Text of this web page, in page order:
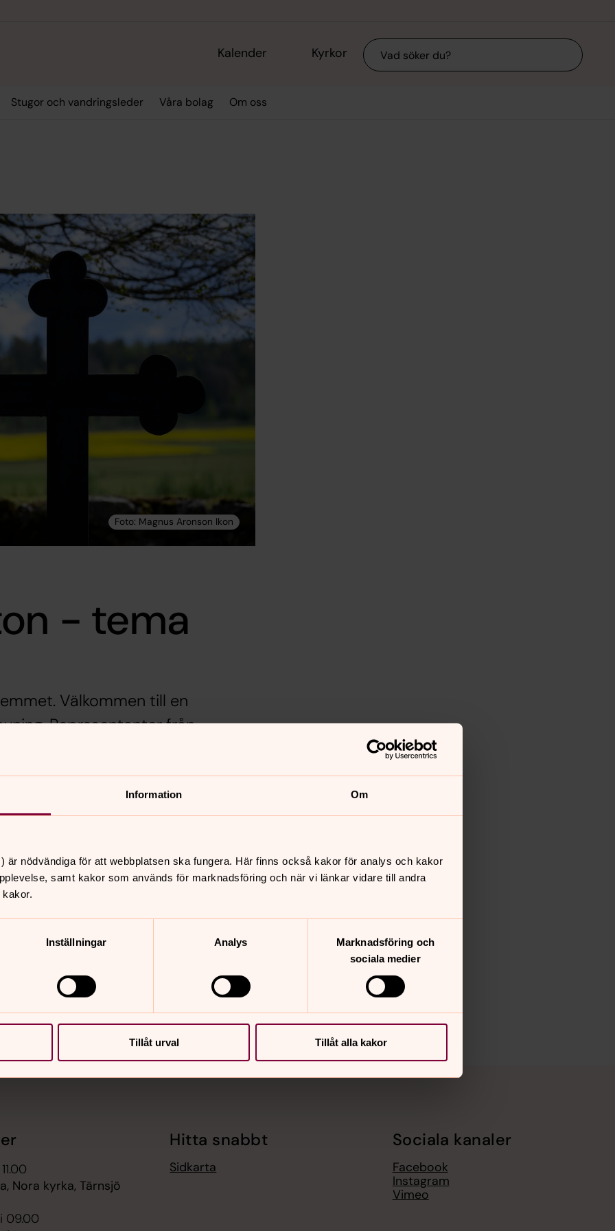
Information Om
är nödvändiga för att webbplatsen ska fungera. Här finns också kakor för analys och kakor
samt kakor som används för marknadsföring och när vi länkar vidare till andra
Inställningar Analys
Marknadsföring och
sociala medier
Tillåt urval Tillåt alla kakor
Kalender Kyrkor Sök
Stugor och vandringsleder Våra bolag Om oss
- tema
Välkommen till en
Representanter från
medverkar.
om sitt arbete och Thommie
om gravar och kyrkogården. Vår
och svarar på frågor. Du får gärna
tankar med oss.
Nora kyrka, Tärnsjö
09.00
Hitta snabbt
Sidkarta
Sociala kanaler
Facebook
Instagram
Vimeo